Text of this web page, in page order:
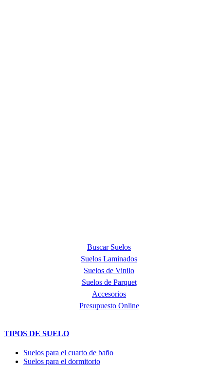
Buscar Suelos
Suelos Laminados
Suelos de Vinilo
Suelos de Parquet
Accesorios
Presupuesto Online
TIPOS DE SUELO
Suelos para el cuarto de baño
Suelos para el dormitorio